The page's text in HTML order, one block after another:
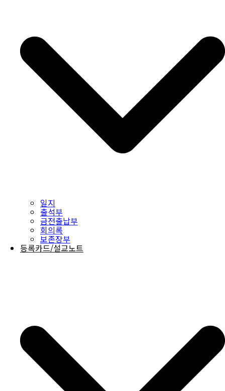
일지
출석부
금전출납부
회의록
보존장부
등록카드/설교노트